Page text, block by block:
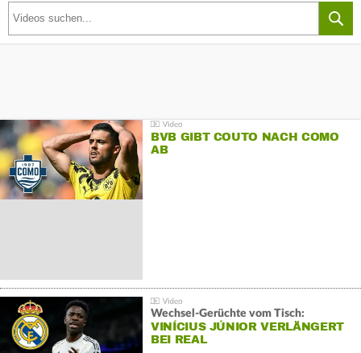
BVB GIBT COUTO NACH COMO
AB
Wechsel-Gerüchte vom Tisch:
VINÍCIUS JÚNIOR VERLÄNGERT
BEI REAL